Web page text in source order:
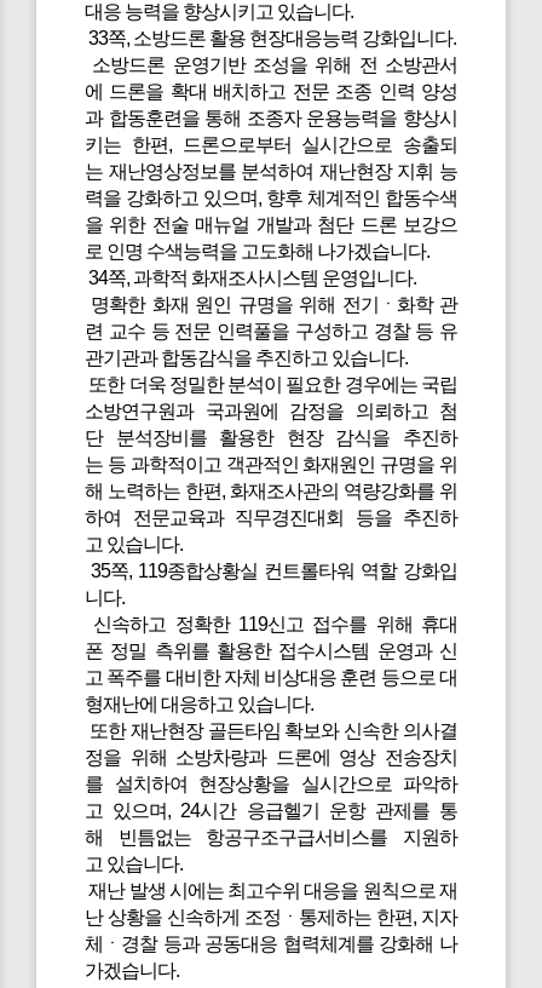
대응 능력을 향상시키고 있습니다.
33쪽, 소방드론 활용 현장대응능력 강화입니다.
소방드론 운영기반 조성을 위해 전 소방관서
에 드론을 확대 배치하고 전문 조종 인력 양성
과 합동훈련을 통해 조종자 운용능력을 향상시
키는 한편, 드론으로부터 실시간으로 송출되
는 재난영상정보를 분석하여 재난현장 지휘 능
력을 강화하고 있으며, 향후 체계적인 합동수색
을 위한 전술 매뉴얼 개발과 첨단 드론 보강으
로 인명 수색능력을 고도화해 나가겠습니다.
34쪽, 과학적 화재조사시스템 운영입니다.
명확한 화재 원인 규명을 위해 전기ㆍ화학 관
련 교수 등 전문 인력풀을 구성하고 경찰 등 유
관기관과 합동감식을 추진하고 있습니다.
또한 더욱 정밀한 분석이 필요한 경우에는 국립
소방연구원과 국과원에 감정을 의뢰하고 첨
단 분석장비를 활용한 현장 감식을 추진하
는 등 과학적이고 객관적인 화재원인 규명을 위
해 노력하는 한편, 화재조사관의 역량강화를 위
하여 전문교육과 직무경진대회 등을 추진하
고 있습니다.
35쪽, 119종합상황실 컨트롤타워 역할 강화입
니다.
신속하고 정확한 119신고 접수를 위해 휴대
폰 정밀 측위를 활용한 접수시스템 운영과 신
고 폭주를 대비한 자체 비상대응 훈련 등으로 대
형재난에 대응하고 있습니다.
또한 재난현장 골든타임 확보와 신속한 의사결
정을 위해 소방차량과 드론에 영상 전송장치
를 설치하여 현장상황을 실시간으로 파악하
고 있으며, 24시간 응급헬기 운항 관제를 통
해 빈틈없는 항공구조구급서비스를 지원하
고 있습니다.
재난 발생 시에는 최고수위 대응을 원칙으로 재
난 상황을 신속하게 조정ㆍ통제하는 한편, 지자
체ㆍ경찰 등과 공동대응 협력체계를 강화해 나
가겠습니다.